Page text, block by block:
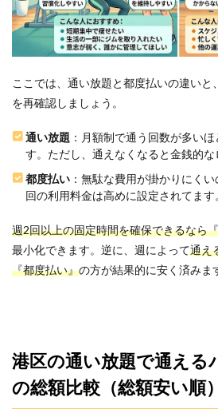
ここでは、通い放題と都度払いの違いと
を再確認しましょう。
通い放題 ：月額制で通う回数が多い
す。ただし、通えなくなると金銭的な
都度払い ：無駄な費用が掛かりにく
回の利用料金は高めに設定されてます
週2回以上の固定時間を確保できるなら
最小化できます。逆に、週によって通え
『都度払い』の方が結果的に安く済みま
港区の通い放題で通える
の総額比較（総額安い順）